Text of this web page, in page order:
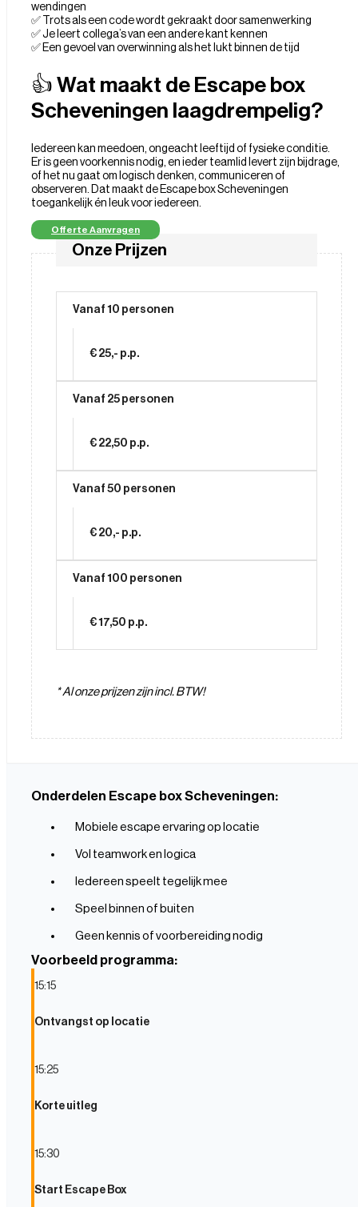
wendingen
✅ Trots als een code wordt gekraakt door samenwerking
✅ Je leert collega’s van een andere kant kennen
✅ Een gevoel van overwinning als het lukt binnen de tijd
👍 Wat maakt de Escape box
Scheveningen laagdrempelig?
Iedereen kan meedoen, ongeacht leeftijd of fysieke conditie.
Er is geen voorkennis nodig, en ieder teamlid levert zijn bijdrage,
of het nu gaat om logisch denken, communiceren of
observeren. Dat maakt de Escape box Scheveningen
toegankelijk én leuk voor iedereen.
Offerte Aanvragen
Onze Prijzen
Vanaf 10 personen
€ 25,- p.p.
Vanaf 25 personen
€ 22,50 p.p.
Vanaf 50 personen
€ 20,- p.p.
Vanaf 100 personen
€ 17,50 p.p.
* Al onze prijzen zijn incl. BTW!
Onderdelen Escape box Scheveningen:
Mobiele escape ervaring op locatie
Vol teamwork en logica
Iedereen speelt tegelijk mee
Speel binnen of buiten
Geen kennis of voorbereiding nodig
Voorbeeld programma:
15:15
Ontvangst op locatie
15:25
Korte uitleg
15:30
Start Escape Box